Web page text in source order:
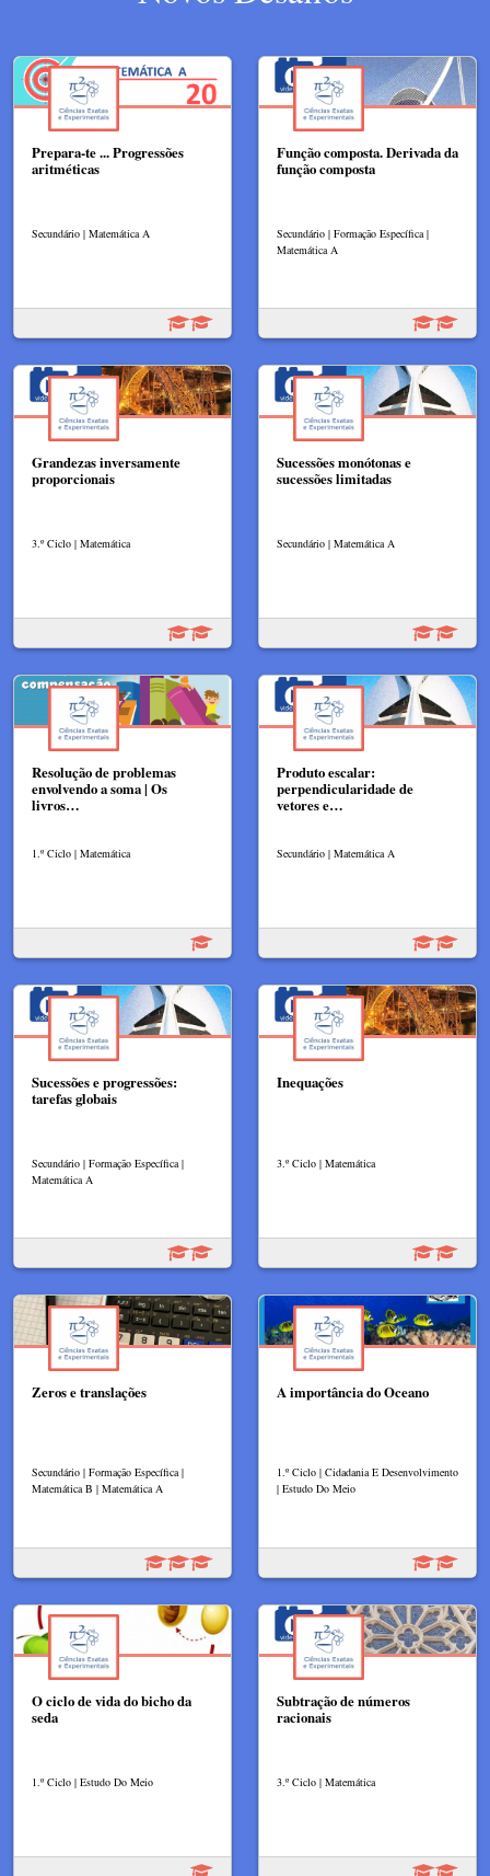
Prepara-te ... Progressões
aritméticas
Secundário | Matemática A
Função composta. Derivada da
função composta
Secundário | Formação Específica |
Matemática A
Grandezas inversamente
proporcionais
3.º Ciclo | Matemática
Sucessões monótonas e
sucessões limitadas
Secundário | Matemática A
Resolução de problemas
envolvendo a soma | Os
livros…
1.º Ciclo | Matemática
Produto escalar:
perpendicularidade de
vetores e…
Secundário | Matemática A
Sucessões e progressões:
tarefas globais
Secundário | Formação Específica |
Matemática A
Inequações
3.º Ciclo | Matemática
Zeros e translações
Secundário | Formação Específica |
Matemática B | Matemática A
A importância do Oceano
1.º Ciclo | Cidadania E Desenvolvimento
| Estudo Do Meio
O ciclo de vida do bicho da
seda
1.º Ciclo | Estudo Do Meio
Subtração de números
racionais
3.º Ciclo | Matemática